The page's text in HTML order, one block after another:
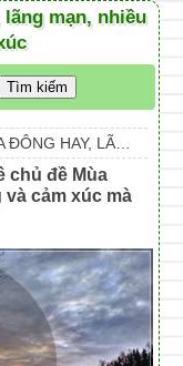
mạn, nhiều
TÂM TRẠNG & CẢM XÚC
chủ đề Mùa
cảm xúc mà